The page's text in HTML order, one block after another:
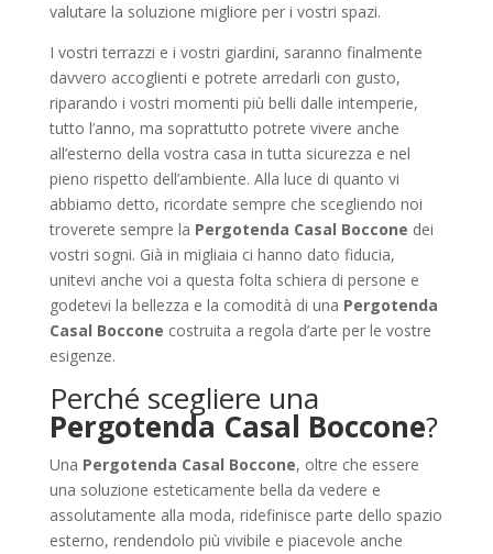
valutare la soluzione migliore per i vostri spazi.
I vostri terrazzi e i vostri giardini, saranno finalmente
davvero accoglienti e potrete arredarli con gusto,
riparando i vostri momenti più belli dalle intemperie,
tutto l’anno, ma soprattutto potrete vivere anche
all’esterno della vostra casa in tutta sicurezza e nel
pieno rispetto dell’ambiente. Alla luce di quanto vi
abbiamo detto, ricordate sempre che scegliendo noi
troverete sempre la Pergotenda Casal Boccone dei
vostri sogni. Già in migliaia ci hanno dato fiducia,
unitevi anche voi a questa folta schiera di persone e
godetevi la bellezza e la comodità di una Pergotenda
Casal Boccone costruita a regola d’arte per le vostre
esigenze.
Perché scegliere una
Pergotenda Casal Boccone?
Una Pergotenda Casal Boccone, oltre che essere
una soluzione esteticamente bella da vedere e
assolutamente alla moda, ridefinisce parte dello spazio
esterno, rendendolo più vivibile e piacevole anche